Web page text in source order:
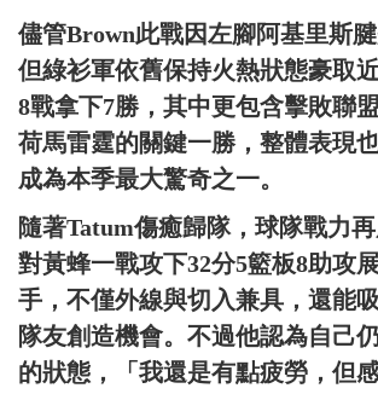
儘管Brown此戰因左腳阿基里斯腱
但綠衫軍依舊保持火熱狀態豪取
8戰拿下7勝，其中更包含擊敗聯
荷馬雷霆的關鍵一勝，整體表現
成為本季最大驚奇之一。
隨著Tatum傷癒歸隊，球隊戰力
對黃蜂一戰攻下32分5籃板8助攻
手，不僅外線與切入兼具，還能
隊友創造機會。不過他認為自己
的狀態，「我還是有點疲勞，但